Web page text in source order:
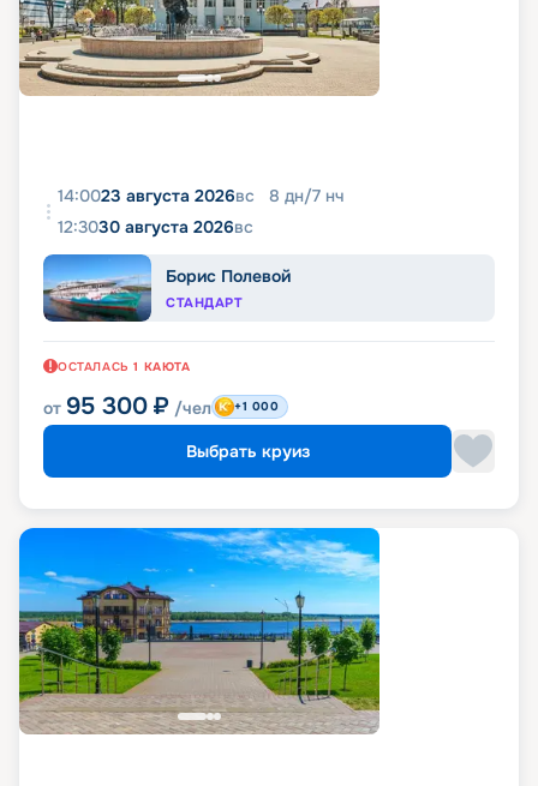
14:0023 августа 2026вс 8 дн/7 нч
12:3030 августа 2026вс
Борис Полевой
СТАНДАРТ
ОСТАЛАСЬ 1 КАЮТА
от 95 300 ₽ /чел +1 000
Выбрать круиз